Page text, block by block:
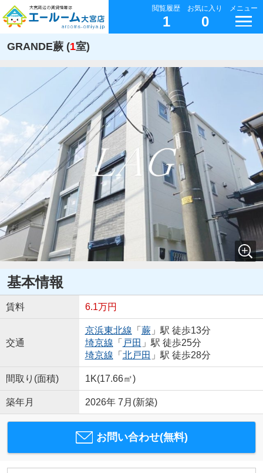
閲覧履歴
1
お気に入り
0
メニュー
GRANDE蕨 (1室)
基本情報
賃料 6.1万円
交通
京浜東北線 「 蕨」駅 徒歩13分
埼京線 「 戸田 」駅 徒歩25分
埼京線 「 北戸田 」駅 徒歩28分
間取り(面積) 1K(17.66㎡)
築年月 2026年 7月(新築)
お問い合わせ(無料)